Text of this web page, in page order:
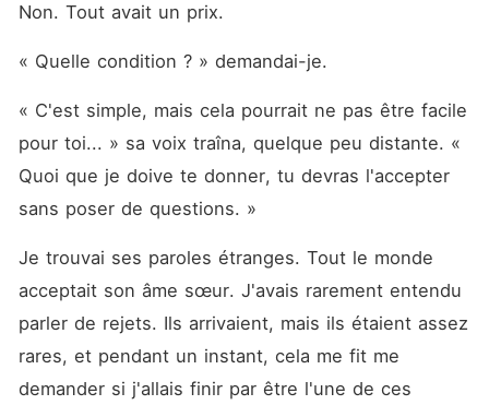
Non. Tout avait un prix.
« Quelle condition ? » demandai-je.
« C'est simple, mais cela pourrait ne pas être facile
pour toi... » sa voix traîna, quelque peu distante. «
Quoi que je doive te donner, tu devras l'accepter
sans poser de questions. »
Je trouvai ses paroles étranges. Tout le monde
acceptait son âme sœur. J'avais rarement entendu
parler de rejets. Ils arrivaient, mais ils étaient assez
rares, et pendant un instant, cela me fit me
demander si j'allais finir par être l'une de ces